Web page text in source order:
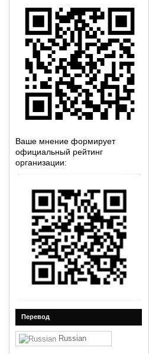
Ваше мнение формирует
официальный рейтинг
организации:
Перевод
Russian